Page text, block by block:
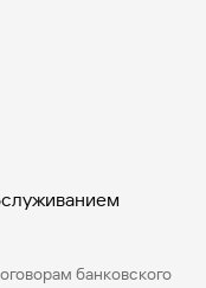
банковского